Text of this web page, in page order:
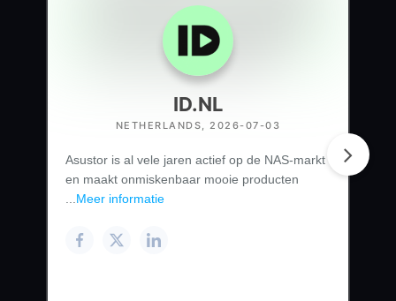
ID.NL
NETHERLANDS, 2026-07-03
Asustor is al vele jaren actief op de NAS-markt
en maakt onmiskenbaar mooie producten
Meer informatie